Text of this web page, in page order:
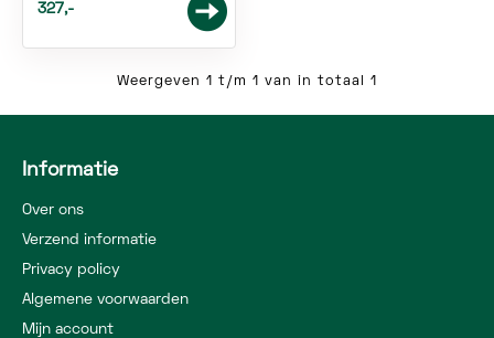
327,-
Weergeven 1 t/m 1 van in totaal 1
Informatie
Over ons
Verzend informatie
Privacy policy
Algemene voorwaarden
Mijn account